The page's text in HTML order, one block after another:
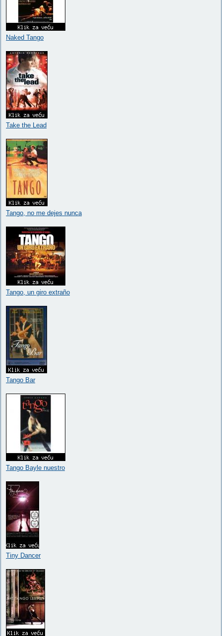
Naked Tango
Take the Lead
Tango, no me dejes nunca
Tango, un giro extraño
Tango Bar
Tango Bayle nuestro
Tiny Dancer